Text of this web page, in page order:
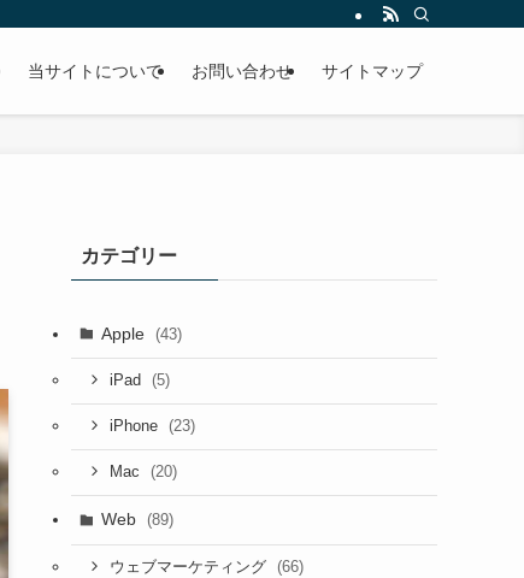
当サイトについて お問い合わせ サイトマップ
カテゴリー
Apple (43)
iPad (5)
iPhone (23)
Mac (20)
Web (89)
ウェブマーケティング (66)